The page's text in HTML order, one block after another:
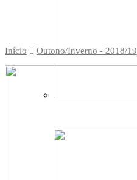
Início Outono/Inverno - 2018/19